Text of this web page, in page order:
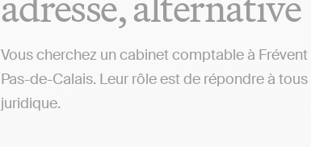
Vous cherchez un cabinet comptable à
Pas-de-Calais. Leur rôle est de répondre à
juridique.